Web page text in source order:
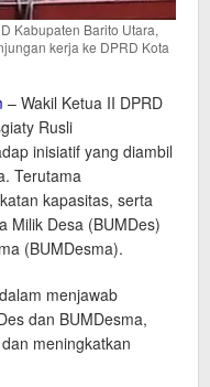
Kabupaten Barito Utara,
kerja ke DPRD Kota
– Wakil Ketua II DPRD
Rusli
inisiatif yang diambil
Terutama
kapasitas, serta
Milik Desa (BUMDes)
(BUMDesma).
menjawab
dan BUMDesma,
meningkatkan